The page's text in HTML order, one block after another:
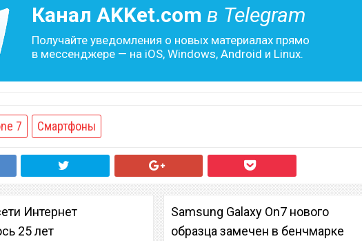
Канал AKKet.com в Telegram
Получайте уведомления о новых материалах прямо
в мессенджере — на iOS, Windows, Android и Linux.
7 Смартфоны
Интернет
25 лет
Samsung Galaxy On7 нового
образца замечен в бенчмарке